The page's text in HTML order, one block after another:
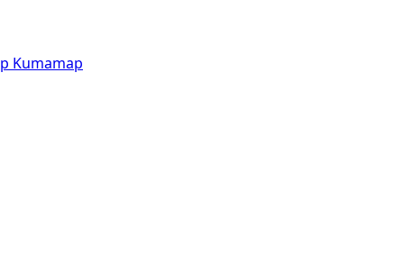
Kumamap